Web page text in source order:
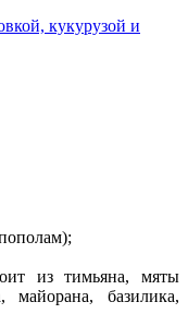
кукурузой и
из тимьяна, мяты
майорана, базилика,